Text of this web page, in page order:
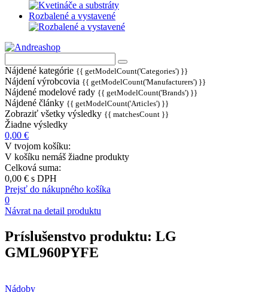
Rozbalené a vystavené
Nájdené kategórie {{ getModelCount('Categories') }}
Nájdení výrobcovia {{ getModelCount('Manufacturers') }}
Nájdené modelové rady {{ getModelCount('Brands') }}
Nájdené články {{ getModelCount('Articles') }}
Zobraziť všetky výsledky {{ matchesCount }}
Žiadne výsledky
0,00 €
V tvojom košíku:
V košíku nemáš žiadne produkty
Celková suma:
0,00 € s DPH
Prejsť do nákupného košíka
0
Návrat na detail produktu
Príslušenstvo produktu: LG
GML960PYFE
Nádoby